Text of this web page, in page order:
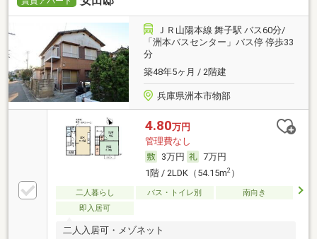
ＪＲ山陽本線 舞子駅 バス60分/
「洲本バスセンター」バス停 停歩33
分
築48年5ヶ月 / 2階建
兵庫県洲本市物部
4.80万円
管理費なし
3万円
7万円
1階 / 2LDK（54.15m2）
二人暮らし バス・トイレ別
南向き
即入居可
二人入居可・メゾネット